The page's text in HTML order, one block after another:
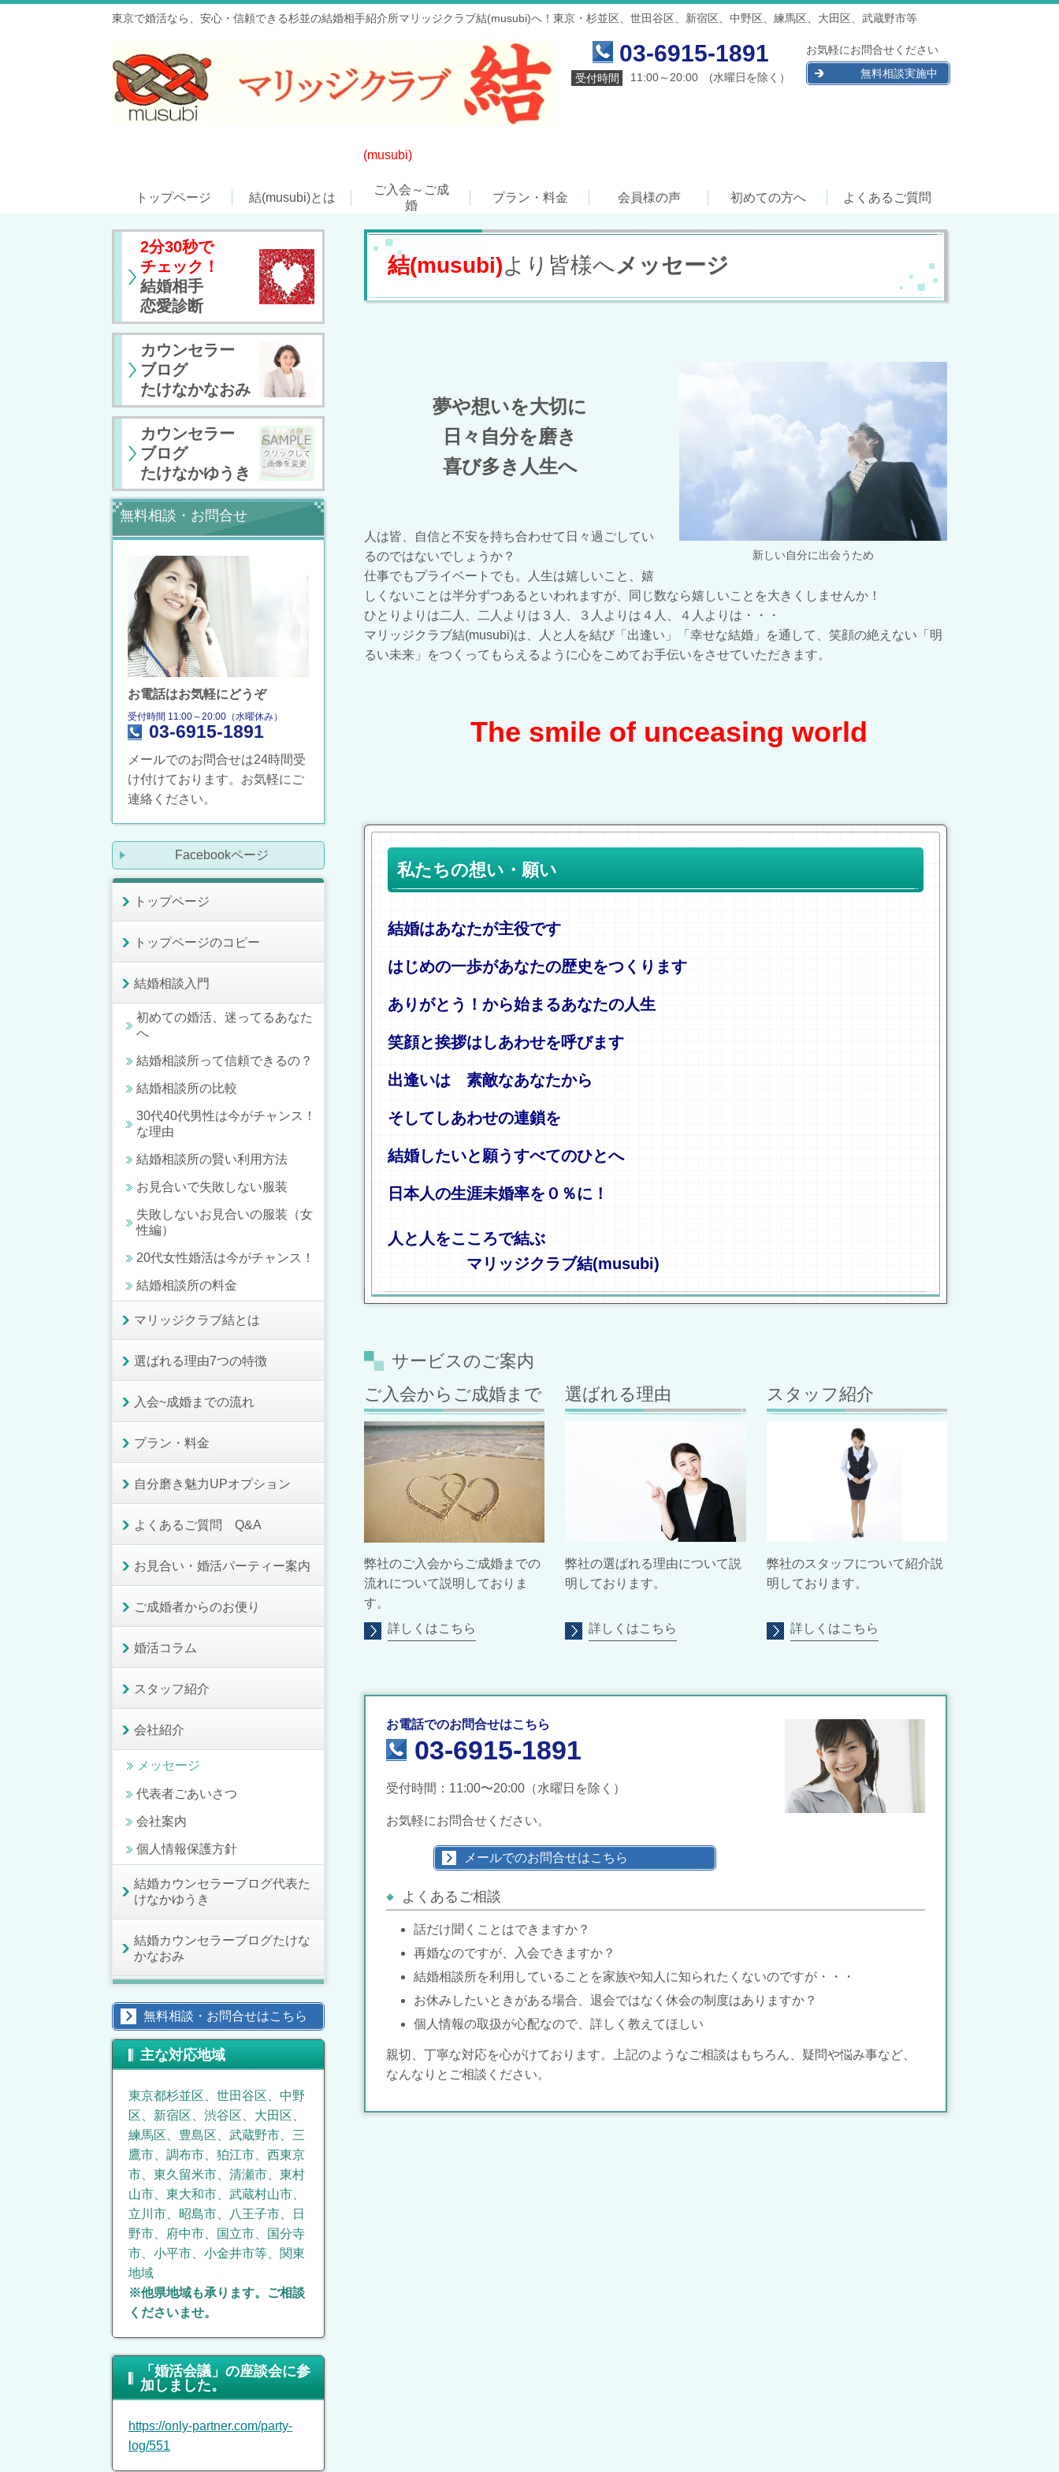
東京で婚活なら、安心・信頼できる杉並の結婚相手紹介所マリッジクラブ結(musubi)へ！東京・杉並区、世田谷区、新宿区、中野区、練馬区、大田区、武蔵野市等
(musubi)
03-6915-1891
受付時間 11:00～20:00 (水曜日を除く）
お気軽にお問合せください
無料相談実施中
トップページ 結(musubi)とは
ご入会～ご成
婚
プラン・料金 会員様の声 初めての方へ よくあるご質問
結(musubi)より皆様へメッセージ
新しい自分に出会うため
夢や想いを大切に
日々自分を磨き
喜び多き人生へ
人は皆、自信と不安を持ち合わせて日々過ごしてい
るのではないでしょうか？
仕事でもプライベートでも。人生は嬉しいこと、嬉
しくないことは半分ずつあるといわれますが、同じ数なら嬉しいことを大きくしませんか！
ひとりよりは二人、二人よりは３人、３人よりは４人、４人よりは・・・
マ リッジクラブ結(musubi)は、人と人を結び 「出逢い」「幸せな結婚」を通して、笑顔の絶えない「明
るい未来」をつくってもらえるように心をこめてお手伝いをさせていただきます。
The smile of unceasing world
私たちの想い・願い
結婚はあなたが主役です
はじめの一歩があなたの歴史をつくります
ありがとう！から始まるあなたの人生
笑顔と挨拶はしあわせを呼びます
出逢いは 素敵なあなたから
そしてしあわせの連鎖を
結婚したいと願うすべてのひとへ
日本人の生涯未婚率を０％に！
人と人をこころで結ぶ
マリッジクラブ結(musubi)
サービスのご案内
ご入会からご成婚まで
弊社のご入会からご成婚までの
流れについて説明しておりま
す。
詳しくはこちら
選ばれる理由
弊社の選ばれる理由について説
明しております。
詳しくはこちら
スタッフ紹介
弊社のスタッフについて紹介説
明しております。
詳しくはこちら
お電話でのお問合せはこちら
03-6915-1891
受付時間：11:00〜20:00（水曜日を除く）
お気軽にお問合せください。
メールでのお問合せはこちら
よくあるご相談
話だけ聞くことはできますか？
再婚なのですが、入会できますか？
結婚相談所を利用していることを家族や知人に知られたくないのですが・・・
お休みしたいときがある場合、退会ではなく休会の制度はありますか？
個人情報の取扱が心配なので、詳しく教えてほしい
親切、丁寧な対応を心がけております。上記のようなご相談はもちろん、疑問や悩み事など、
なんなりとご相談ください。
2分30秒で
チェック！
結婚相手
恋愛診断
カウンセラー
ブログ
たけなかなおみ
カウンセラー
ブログ
たけなかゆうき
無料相談・お問合せ
お電話はお気軽にどうぞ
受付時間 11:00～20:00（水曜休み）
03-6915-1891
メールでのお問合せは24時間受
け付けております。お気軽にご
連絡ください。
Facebookページ
トップページ
トップページのコピー
結婚相談入門
初めての婚活、迷ってるあなた
へ
結婚相談所って信頼できるの？
結婚相談所の比較
30代40代男性は今がチャンス！
な理由
結婚相談所の賢い利用方法
お見合いで失敗しない服装
失敗しないお見合いの服装（女
性編）
20代女性婚活は今がチャンス！
結婚相談所の料金
マリッジクラブ結とは
選ばれる理由7つの特徴
入会~成婚までの流れ
プラン・料金
自分磨き魅力UPオプション
よくあるご質問 Q&A
お見合い・婚活パーティー案内
ご成婚者からのお便り
婚活コラム
スタッフ紹介
会社紹介
メッセージ
代表者ごあいさつ
会社案内
個人情報保護方針
結婚カウンセラーブログ代表た
けなかゆうき
結婚カウンセラーブログたけな
かなおみ
無料相談・お問合せはこちら
主な対応地域
東京都杉並区、世田谷区、中野
区、新宿区、渋谷区、大田区、
練馬区、豊島区、武蔵野市、三
鷹市、調布市、狛江市、西東京
市、東久留米市、清瀬市、東村
山市、東大和市、武蔵村山市、
立川市、昭島市、八王子市、日
野市、府中市、国立市、国分寺
市、小平市、小金井市等、関東
地域
※他県地域も承ります。ご相談
くださいませ。
「婚活会議」の座談会に参
加しました。
https://only-partner.com/party-
log/551